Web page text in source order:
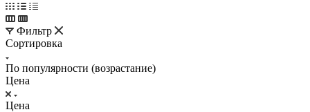
Фильтр
Сортировка
По популярности (возрастание)
Цена
Цена